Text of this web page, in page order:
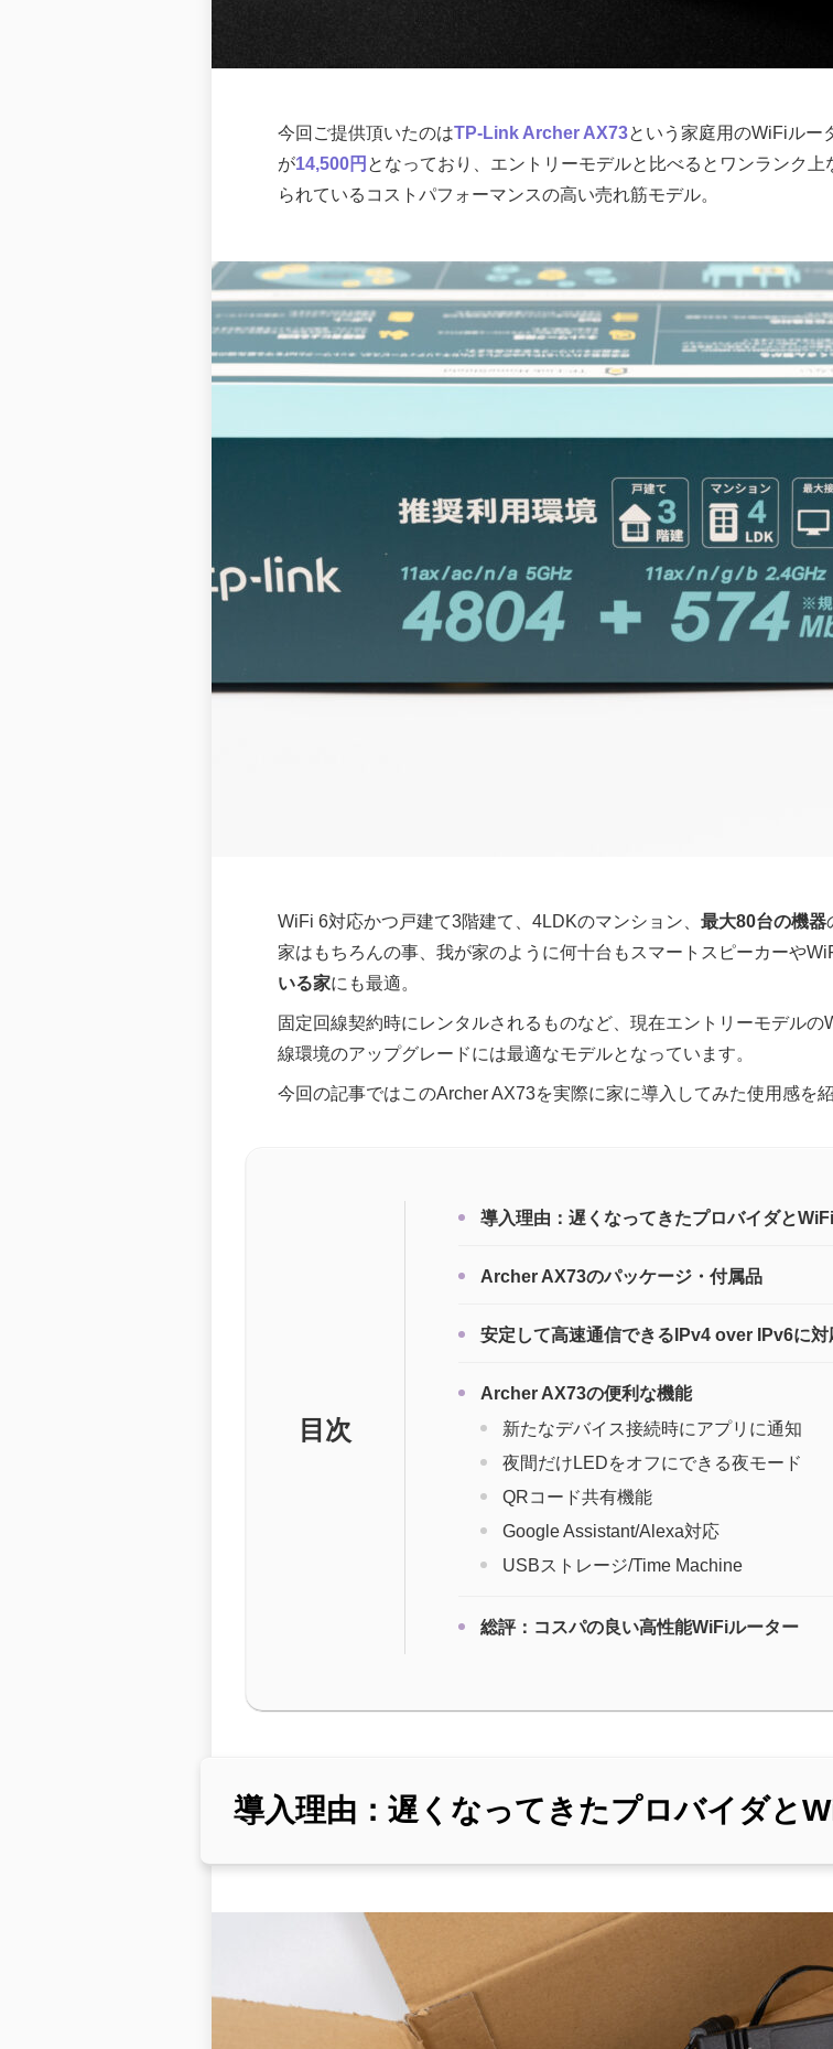
今回ご提供頂いたのはTP-Link Archer AX73という家庭用のWiFiルー
が14,500円 となっており、エントリーモデルと比べるとワンランク
られているコストパフォーマンスの高い売れ筋モデル。
WiFi 6対応かつ戸建て3階建て、4LDKのマンション、 最大80台の機器
家はもちろんの事、我が家のように何十台もスマートスピーカーや
いる家にも最適。
固定回線契約時にレンタルされるものなど、現在エントリーモデル
線環境のアップグレードには最適なモデルとなっています。
今回の記事ではこのArcher AX73を実際に家に導入してみた使用感を
目次
導入理由：遅くなってきたプロバイダと
Archer AX73のパッケージ・付属品
安定して高速通信できるIPv4 over IPv6に対
Archer AX73の便利な機能
新たなデバイス接続時にアプリに通知
夜間だけLEDをオフにできる夜モード
QRコード共有機能
Google Assistant/Alexa対応
USBストレージ/Time Machine
総評：コスパの良い高性能WiFiルーター
導入理由：遅くなってきたプロバイダと